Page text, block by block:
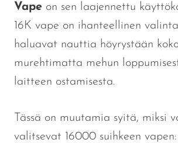
Vape on sen laajennettu
16K vape on ihanteellinen
haluavat nauttia höyrystään
murehtimatta mehun
laitteen ostamisesta.
Tässä on muutamia syitä, miksi
valitsevat 16000 suihkeen vapen: